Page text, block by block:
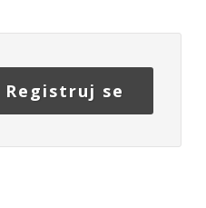
Registruj se